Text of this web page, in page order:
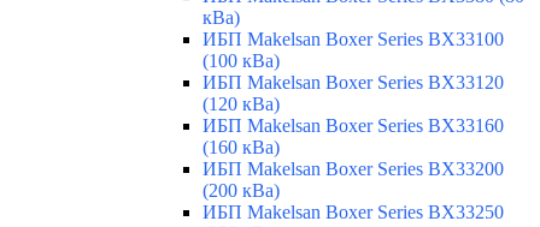
кВа)
ИБП Makelsan Boxer Series BX33100
(100 кВа)
ИБП Makelsan Boxer Series BX33120
(120 кВа)
ИБП Makelsan Boxer Series BX33160
(160 кВа)
ИБП Makelsan Boxer Series BX33200
(200 кВа)
ИБП Makelsan Boxer Series BX33250